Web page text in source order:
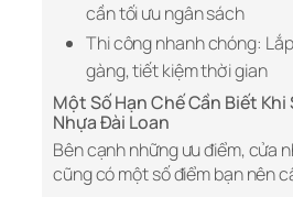
cần tối ưu ngân sách
Thi công nhanh chóng:
gàng, tiết kiệm thời gian
Một Số Hạn Chế Cần Biết Khi
Nhựa Đài Loan
Bên cạnh những ưu điểm, cửa
cũng có một số điểm bạn nên